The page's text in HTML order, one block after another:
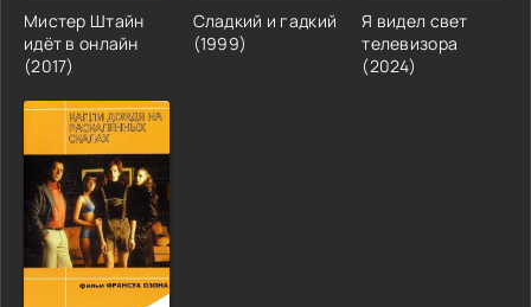
Мистер Штайн
идёт в онлайн
(2017)
Сладкий и гадкий
(1999)
Я видел свет
телевизора
(2024)